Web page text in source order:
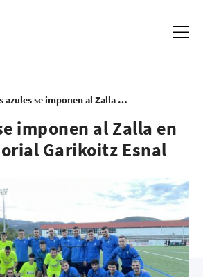
Los azules se imponen al Zalla en el XXII Memorial Garikoitz Esnal
imponen al Zalla en
Garikoitz Esnal